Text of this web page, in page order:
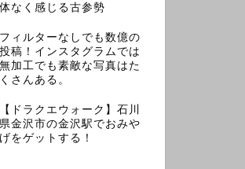
体なく感じる古参勢
フィルターなしでも数億の
投稿！インスタグラムでは
無加工でも素敵な写真はた
くさんある。
【ドラクエウォーク】石川
県金沢市の金沢駅でおみや
げをゲットする！